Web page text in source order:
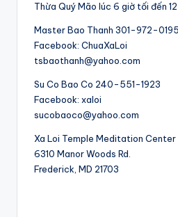
Thừa Quý Mão lúc 6 giờ tối đến
Master Bao Thanh 301-972-0195
Facebook: ChuaXaLoi
tsbaothanh@yahoo.com
Su Co Bao Co 240-551-1923
Facebook: xaloi
sucobaoco@yahoo.com
Xa Loi Temple Meditation Center
6310 Manor Woods Rd.
​Frederick, MD 21703